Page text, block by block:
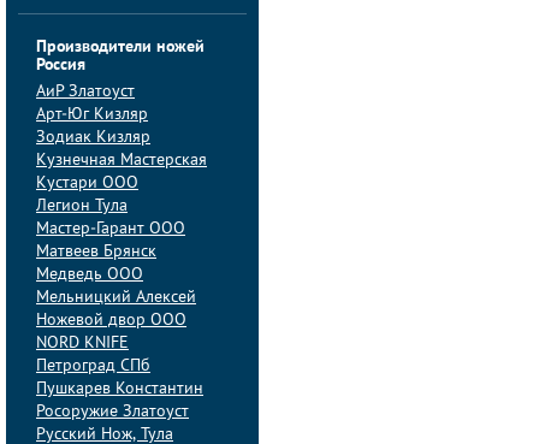
Производители ножей
Россия
АиP Златоуст
Арт-Юг Кизляр
Зодиак Кизляр
Кузнечная Мастерская
Кустари ООО
Легион Тула
Мастер-Гарант ООО
Матвеев Брянск
Медведь ООО
Мельницкий Алексей
Ножевой двор ООО
NORD KNIFE
Петроград СПб
Пушкарев Константин
Росоружие Златоуст
Русский Нож, Тула